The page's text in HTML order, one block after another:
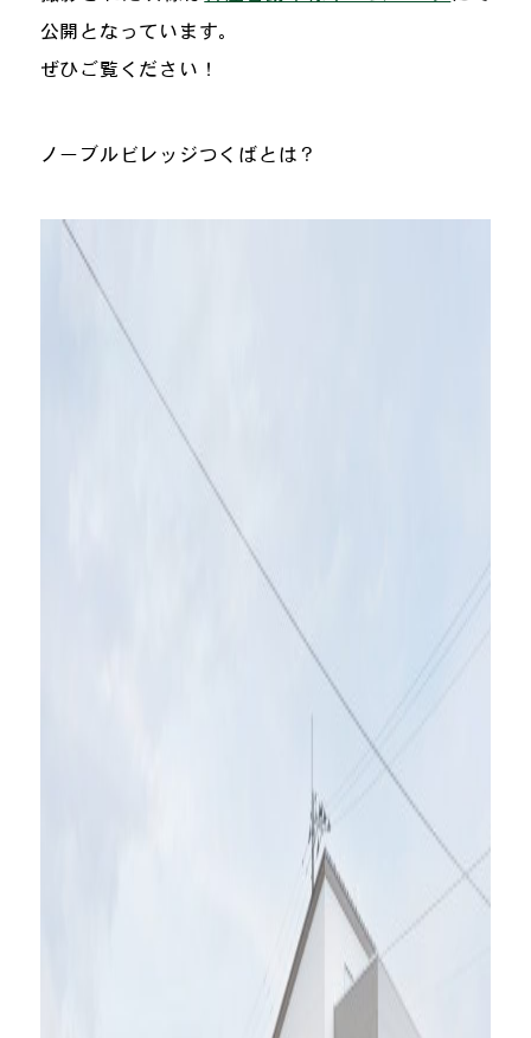
公開となっています。
ぜひご覧ください！
ノーブルビレッジつくばとは？